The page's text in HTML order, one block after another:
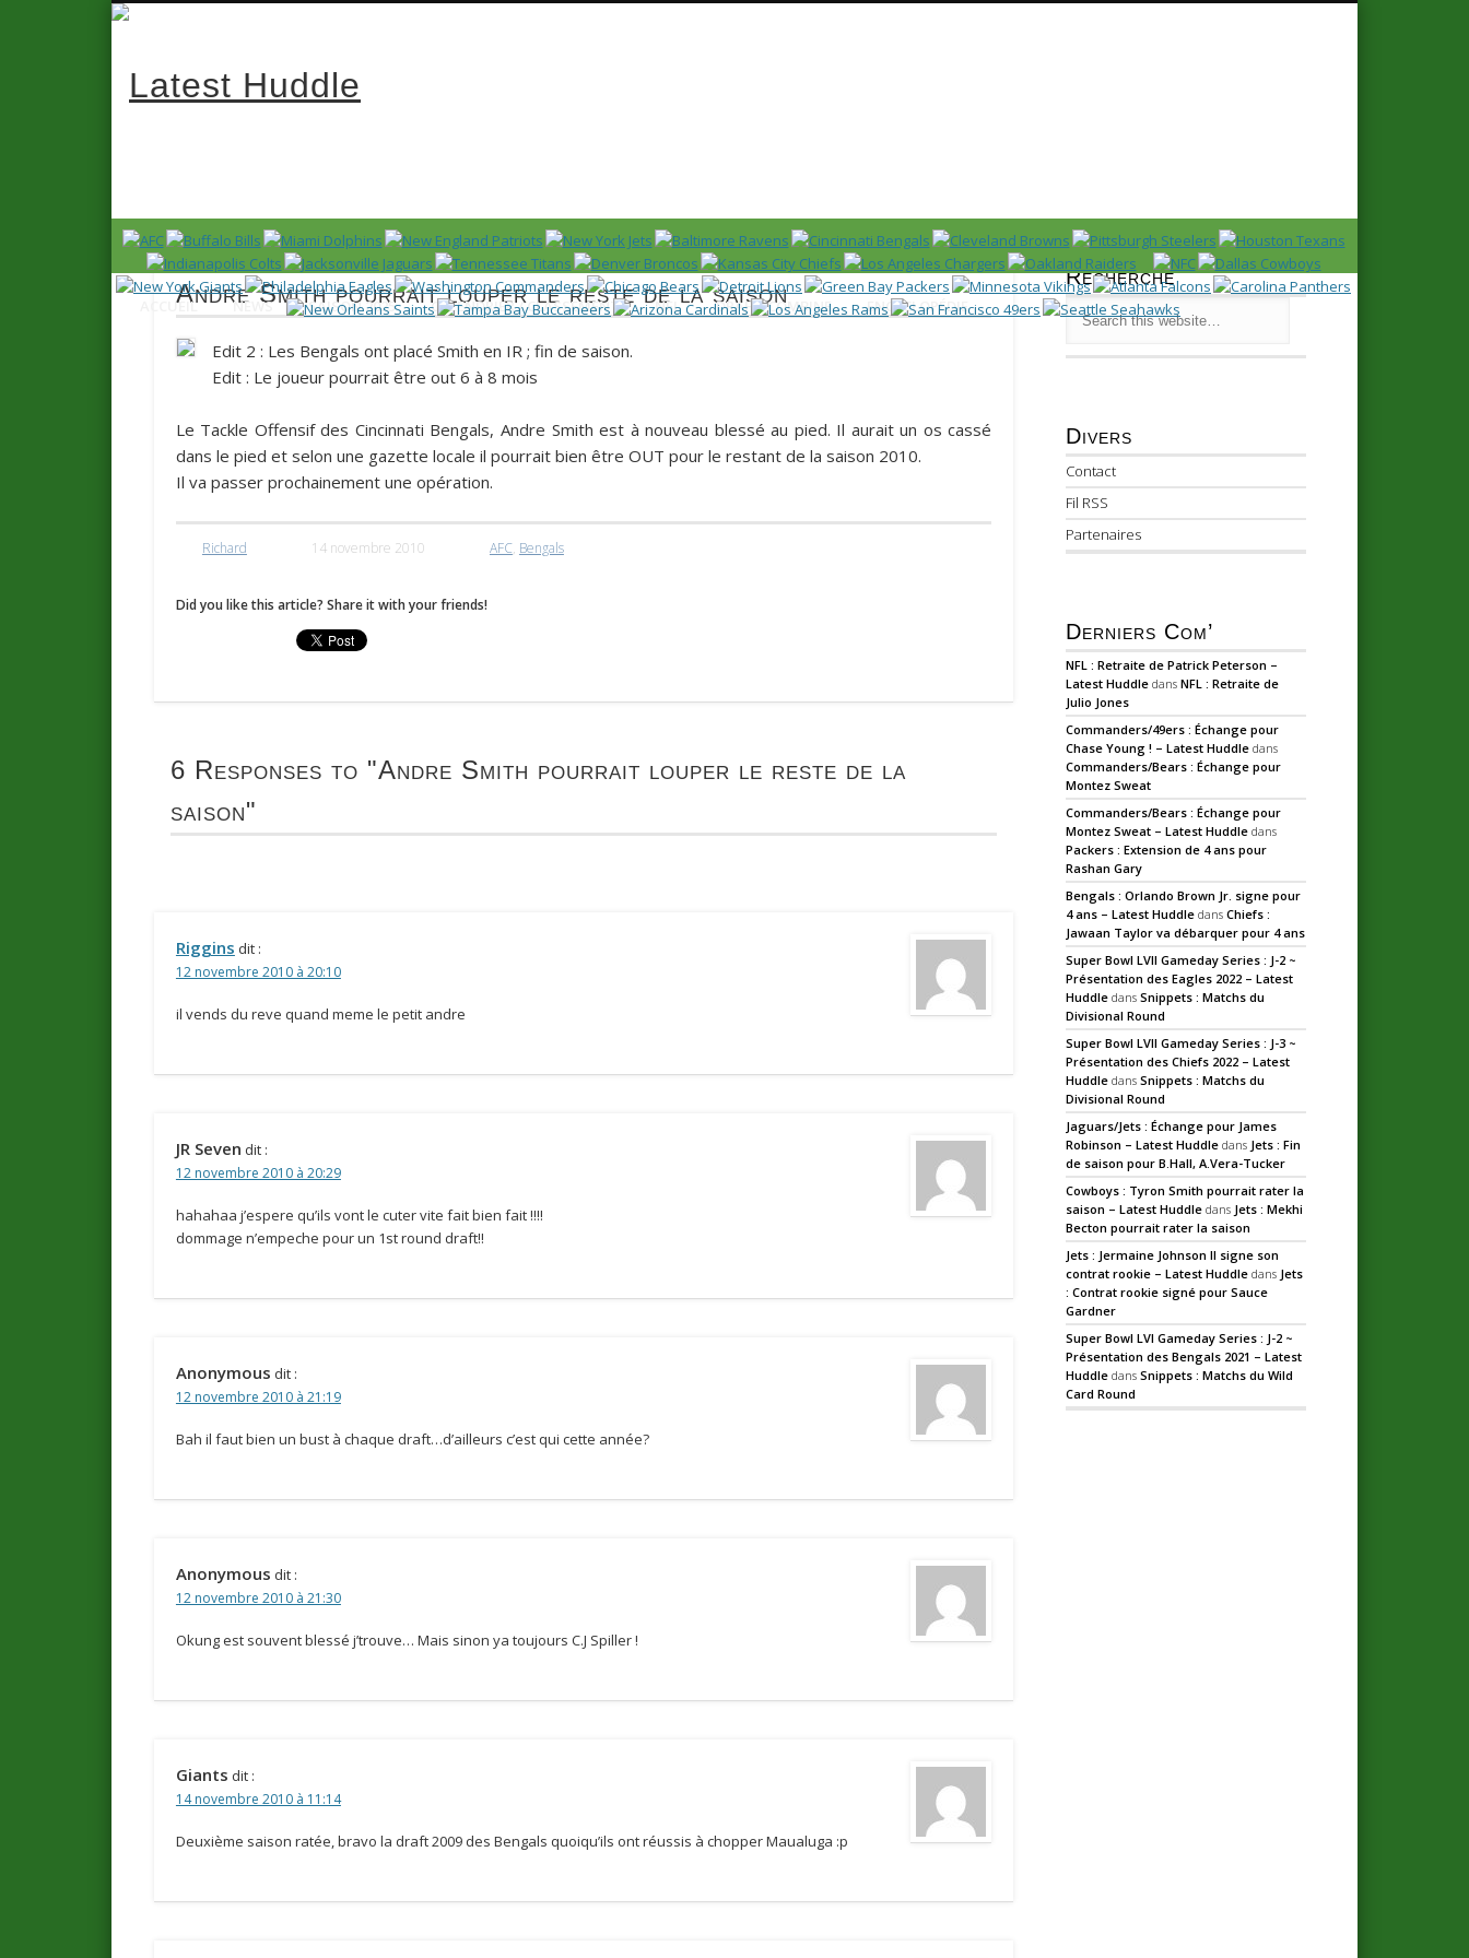
News en français sur la NFL et le Football Américain (Foot US)
ACCUEIL NEWS SAISON 2025 CALENDRIER / CLASSEMENT NFL DRAFT/COMBINE ENCYCLOPÉDIE
Andre Smith pourrait louper le reste de la saison
Edit 2 : Les Bengals ont placé Smith en IR ; fin de saison.
Edit : Le joueur pourrait être out 6 à 8 mois
Le Tackle Offensif des Cincinnati Bengals,Andre Smithest à nouveau blessé au pied. Il aurait un os cassé
dans le pied et selon une gazette locale il pourrait bien être OUT pour le restant de la saison 2010.
Il va passer prochainement une opération.
Richard 14 novembre 2010 AFC, Bengals
Did you like this article? Share it with your friends!
6 Responses to "Andre Smith pourrait louper le reste de la
saison"
Riggins dit :
12 novembre 2010 à 20:10
il vends du reve quand meme le petit andre
JR Seven dit :
12 novembre 2010 à 20:29
hahahaa j’espere qu’ils vont le cuter vite fait bien fait !!!!
dommage n’empeche pour un 1st round draft!!
Anonymous dit :
12 novembre 2010 à 21:19
Bah il faut bien un bust à chaque draft…d’ailleurs c’est qui cette année?
Anonymous dit :
12 novembre 2010 à 21:30
Okung est souvent blessé j’trouve… Mais sinon ya toujours C.J Spiller !
Giants dit :
14 novembre 2010 à 11:14
Deuxième saison ratée, bravo la draft 2009 des Bengals quoiqu’ils ont réussis à chopper Maualuga :p
Recherche
Divers
Contact
Fil RSS
Partenaires
Derniers Com’
NFL : Retraite de Patrick Peterson –
Latest Huddle dansNFL : Retraite de
Julio Jones
Commanders/49ers : Échange pour
Chase Young ! – Latest Huddle dans
Commanders/Bears : Échange pour
Montez Sweat
Commanders/Bears : Échange pour
Montez Sweat – Latest Huddle dans
Packers : Extension de 4 ans pour
Rashan Gary
Bengals : Orlando Brown Jr. signe pour
4 ans – Latest Huddle dansChiefs :
Jawaan Taylor va débarquer pour 4 ans
Super Bowl LVII Gameday Series : J-2 ~
Présentation des Eagles 2022 – Latest
Huddle dansSnippets : Matchs du
Divisional Round
Super Bowl LVII Gameday Series : J-3 ~
Présentation des Chiefs 2022 – Latest
Huddle dansSnippets : Matchs du
Divisional Round
Jaguars/Jets : Échange pour James
Robinson – Latest Huddle dans Jets : Fin
de saison pour B.Hall, A.Vera-Tucker
Cowboys : Tyron Smith pourrait rater la
saison – Latest Huddle dans Jets : Mekhi
Becton pourrait rater la saison
Jets : Jermaine Johnson II signe son
contrat rookie – Latest Huddle dans Jets
: Contrat rookie signé pour Sauce
Gardner
Super Bowl LVI Gameday Series : J-2 ~
Présentation des Bengals 2021 – Latest
Huddle dansSnippets : Matchs du Wild
Card Round